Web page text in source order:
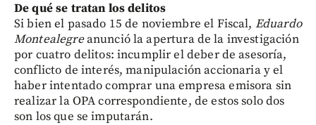
De qué se tratan los delitos
Si bien el pasado 15 de noviembre el Fiscal, Eduardo
Montealegreanunció la apertura de la investigación
por cuatro delitos: incumplir el deber de asesoría,
conflicto de interés, manipulación accionaria y el
haber intentado comprar una empresa emisora sin
realizar la OPA correspondiente, de estos solo dos
son los que se imputarán.